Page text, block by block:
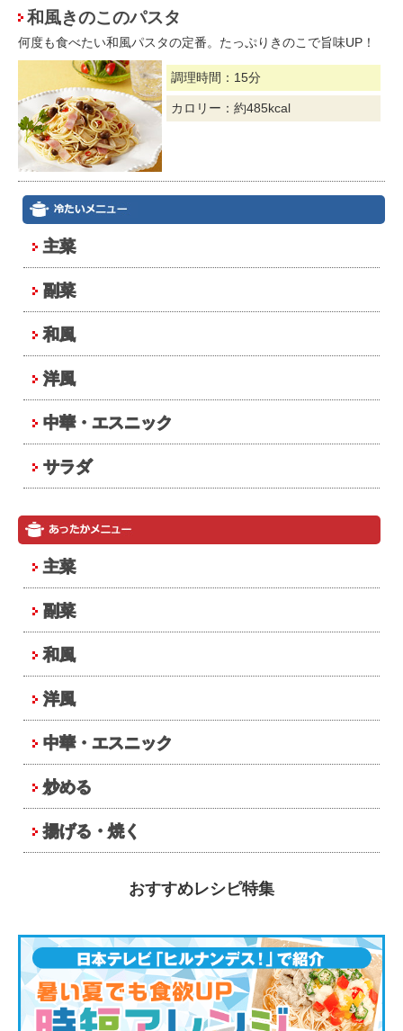
和風きのこのパスタ
何度も食べたい和風パスタの定番。たっぷりきのこで旨味UP！
調理時間：15分
カロリー：約485kcal
主菜
副菜
和風
洋風
中華・エスニック
サラダ
主菜
副菜
和風
洋風
中華・エスニック
炒める
揚げる・焼く
おすすめレシピ特集